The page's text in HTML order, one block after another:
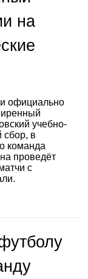
на
официально
учебно-
сбор, в
команда
проведёт
с